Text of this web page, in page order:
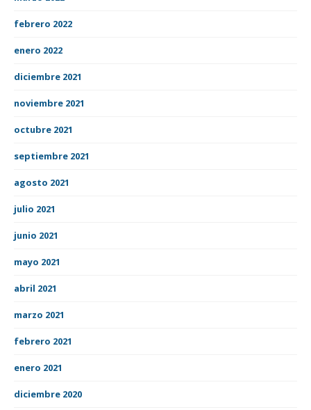
febrero 2022
enero 2022
diciembre 2021
noviembre 2021
octubre 2021
septiembre 2021
agosto 2021
julio 2021
junio 2021
mayo 2021
abril 2021
marzo 2021
febrero 2021
enero 2021
diciembre 2020